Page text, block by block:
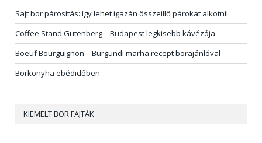
Sajt bor párosítás: így lehet igazán összeillő párokat alkotni!
Coffee Stand Gutenberg – Budapest legkisebb kávézója
Boeuf Bourguignon – Burgundi marha recept borajánlóval
Borkonyha ebédidőben
KIEMELT BOR FAJTÁK